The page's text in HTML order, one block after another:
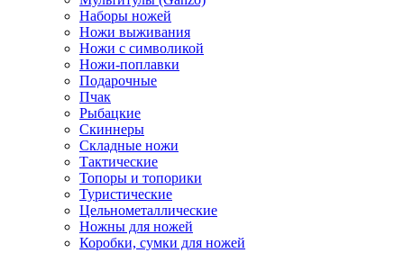
Наборы ножей
Ножи выживания
Ножи с символикой
Ножи-поплавки
Подарочные
Пчак
Рыбацкие
Скиннеры
Складные ножи
Тактические
Топоры и топорики
Туристические
Цельнометаллические
Ножны для ножей
Коробки, сумки для ножей